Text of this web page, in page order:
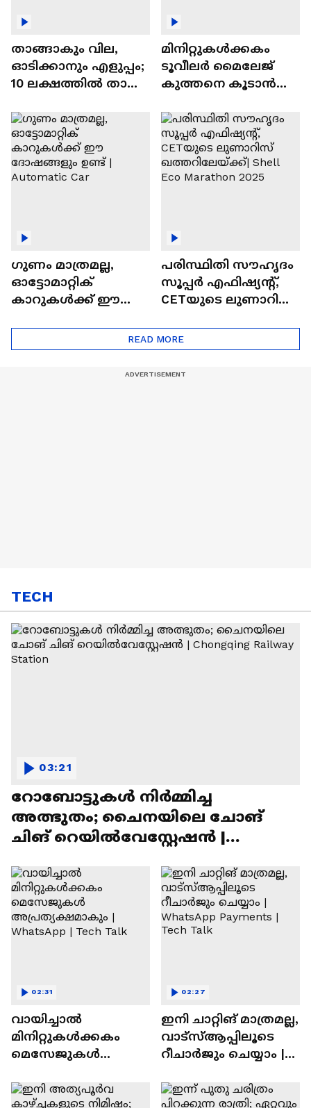
താങ്ങാകും വില,
ഓടിക്കാനും എളുപ്പം;
10 ലക്ഷത്തിൽ താഴെ
ഓട്ടോമാറ്റിക്ക്
എസ്‍യുവികൾ
മിനിറ്റുകൾക്കകം
ടൂവീലർ മൈലേജ്
കുത്തനെ കൂടാൻ
ഗുണം മാത്രമല്ല,
ഓട്ടോമാറ്റിക്
കാറുകൾക്ക് ഈ
പരിസ്ഥിതി സൗഹൃദം
സൂപ്പർ എഫിഷ്യന്റ്,
CETയുടെ ലുണാറിസ്
Eco Marathon 2025
READ MORE
TECH
റോബോട്ടുകൾ നിർമ്മിച്ച
അത്ഭുതം; ചൈനയിലെ ചോങ്
ചിങ് റെയിൽവേസ്റ്റേഷൻ |
03:21
വായിച്ചാൽ
മിനിറ്റുകൾക്കകം
മെസേജുകള്‍
WhatsApp | Tech Talk
02:31
ഇനി ചാറ്റിങ് മാത്രമല്ല,
വാട്‌സ്‌ആപ്പിലൂടെ
റീചാർജും ചെയ്യാം |
Tech Talk
02:27